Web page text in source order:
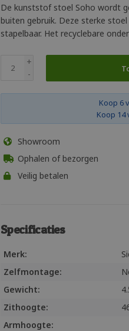
De kunststof stoel Soho wordt
buiten gebruik. Deze sterke
stapelbaar. Het recyclebare
+
-
Koop 6
Koop 14
Showroom
Ophalen of bezorgen
Veilig betalen
Specificaties
Merk:
Zelfmontage:
Gewicht:
Zithoogte:
Armhoogte: